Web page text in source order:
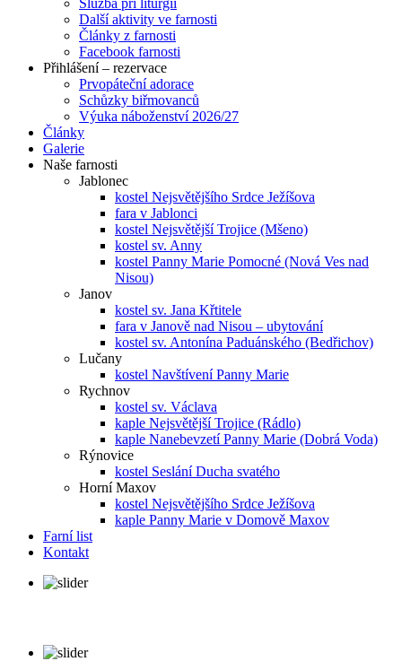
Služba při liturgii
Další aktivity ve farnosti
Články z farnosti
Facebook farnosti
Přihlášení – rezervace
Prvopáteční adorace
Schůzky biřmovanců
Výuka náboženství 2026/27
Články
Galerie
Naše farnosti
Jablonec
kostel Nejsvětějšího Srdce Ježíšova
fara v Jablonci
kostel Nejsvětější Trojice (Mšeno)
kostel sv. Anny
kostel Panny Marie Pomocné (Nová Ves nad
Nisou)
Janov
kostel sv. Jana Křtitele
fara v Janově nad Nisou – ubytování
kostel sv. Antonína Paduánského (Bedřichov)
Lučany
kostel Navštívení Panny Marie
Rychnov
kostel sv. Václava
kaple Nejsvětější Trojice (Rádlo)
kaple Nanebevzetí Panny Marie (Dobrá Voda)
Rýnovice
kostel Seslání Ducha svatého
Horní Maxov
kostel Nejsvětějšího Srdce Ježíšova
kaple Panny Marie v Domově Maxov
Farní list
Kontakt